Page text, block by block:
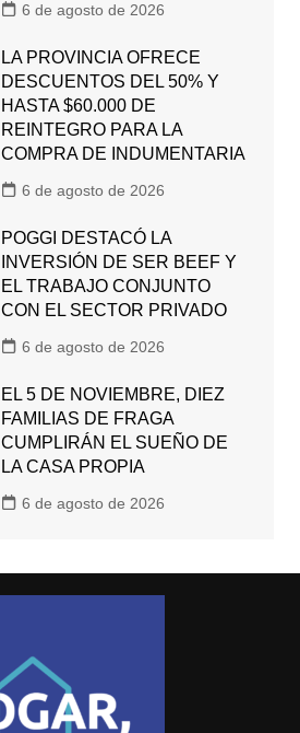
6 de agosto de 2026
LA PROVINCIA OFRECE
DESCUENTOS DEL 50% Y
HASTA $60.000 DE
REINTEGRO PARA LA
COMPRA DE INDUMENTARIA
6 de agosto de 2026
POGGI DESTACÓ LA
INVERSIÓN DE SER BEEF Y
EL TRABAJO CONJUNTO
CON EL SECTOR PRIVADO
6 de agosto de 2026
EL 5 DE NOVIEMBRE, DIEZ
FAMILIAS DE FRAGA
CUMPLIRÁN EL SUEÑO DE
LA CASA PROPIA
6 de agosto de 2026